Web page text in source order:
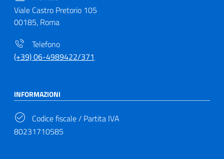
Viale Castro Pretorio 105
00185, Roma
Telefono
(+39) 06-4989422/371
INFORMAZIONI
Codice fiscale / Partita IVA
80231710585